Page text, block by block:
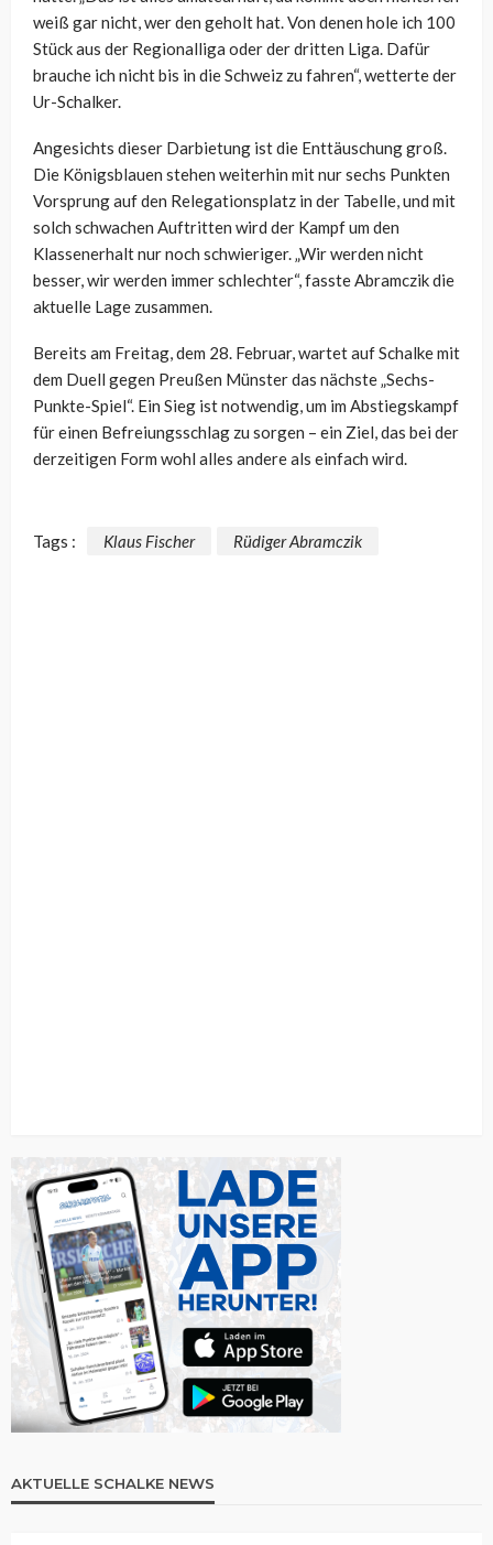
weiß gar nicht, wer den geholt hat. Von denen hole ich 100
Stück aus der Regionalliga oder der dritten Liga. Dafür
brauche ich nicht bis in die Schweiz zu fahren“, wetterte der
Ur-Schalker.
Angesichts dieser Darbietung ist die Enttäuschung groß.
Die Königsblauen stehen weiterhin mit nur sechs Punkten
Vorsprung auf den Relegationsplatz in der Tabelle, und mit
solch schwachen Auftritten wird der Kampf um den
Klassenerhalt nur noch schwieriger. „Wir werden nicht
besser, wir werden immer schlechter“, fasste Abramczik die
aktuelle Lage zusammen.
Bereits am Freitag, dem 28. Februar, wartet auf Schalke mit
dem Duell gegen Preußen Münster das nächste „Sechs-
Punkte-Spiel“. Ein Sieg ist notwendig, um im Abstiegskampf
für einen Befreiungsschlag zu sorgen – ein Ziel, das bei der
derzeitigen Form wohl alles andere als einfach wird.
Tags : Klaus Fischer Rüdiger Abramczik
AKTUELLE SCHALKE NEWS